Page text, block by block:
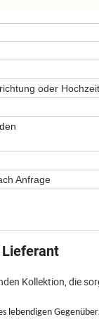
oder
Anfrage
Kollektion, die